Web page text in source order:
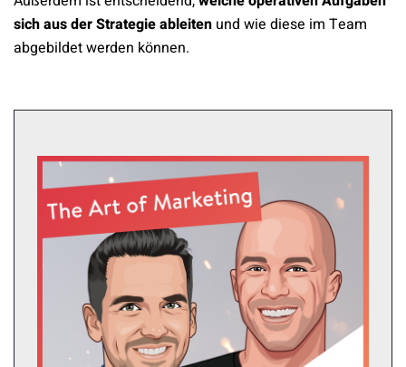
sich aus der Strategie ableiten und wie diese im Team
abgebildet werden können.